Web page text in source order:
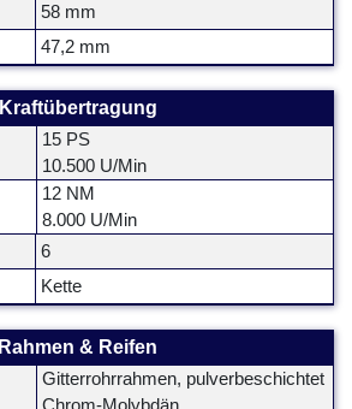
58 mm
47,2 mm
Kraftübertragung
15 PS
10.500 U/Min
12 NM
8.000 U/Min
6
Kette
Rahmen & Reifen
Gitterrohrrahmen, pulverbeschichtet